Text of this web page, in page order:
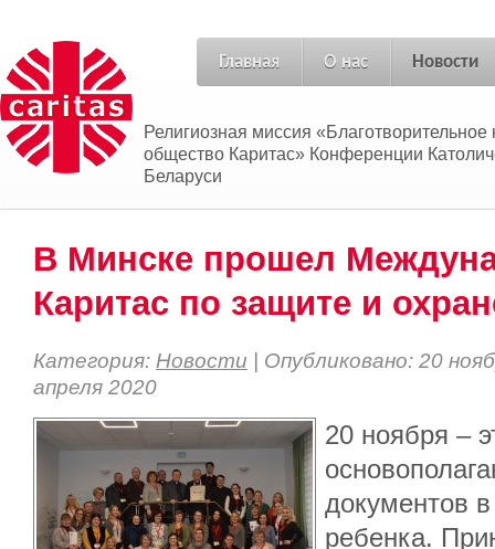
Главная О нас Новости
Религиозная миссия «Благотворительное
общество Каритас» Конференции
Беларуси
В Минске прошел
Каритас по защите и
Категория: Новости | Опубликовано: 20
апреля 2020
20 ноября –
документов
ребенка.